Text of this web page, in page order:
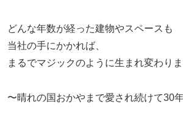
どんな年数が経った建物やスペースも
当社の手にかかれば、
まるでマジックのように生まれ変わりま
〜晴れの国おかやまで愛され続けて30